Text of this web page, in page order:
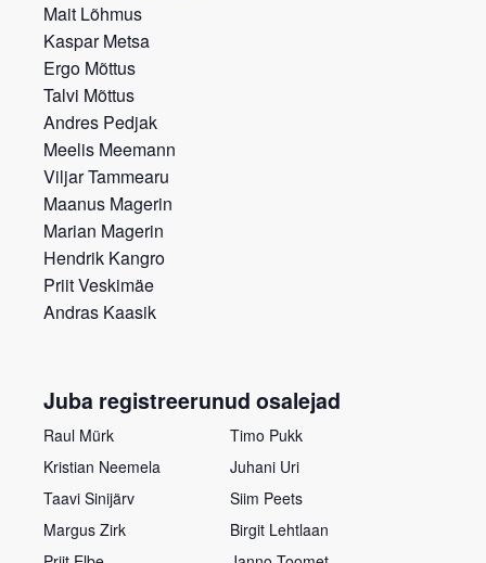
Mait Lõhmus
Kaspar Metsa
Ergo Mõttus
Talvi Mõttus
Andres Pedjak
Meelis Meemann
Viljar Tammearu
Maanus Magerin
Marian Magerin
Hendrik Kangro
Priit Veskimäe
Andras Kaasik
Juba registreerunud osalejad
Raul Mürk
Kristian Neemela
Taavi Sinijärv
Margus Zirk
Timo Pukk
Juhani Uri
Siim Peets
Birgit Lehtlaan